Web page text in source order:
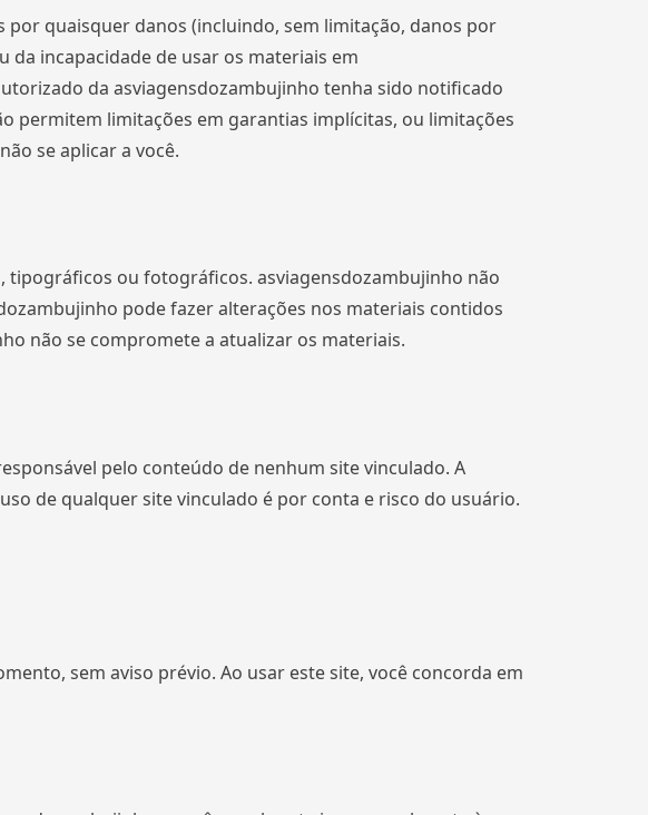
quaisquer danos (incluindo, sem limitação, danos por
incapacidade de usar os materiais em
da asviagensdozambujinho tenha sido notificado
permitem limitações em garantias implícitas, ou limitações
se aplicar a você.
ou fotográficos. asviagensdozambujinho não
pode fazer alterações nos materiais contidos
não se compromete a atualizar os materiais.
pelo conteúdo de nenhum site vinculado. A
de qualquer site vinculado é por conta e risco do usuário.
sem aviso prévio. Ao usar este site, você concorda em